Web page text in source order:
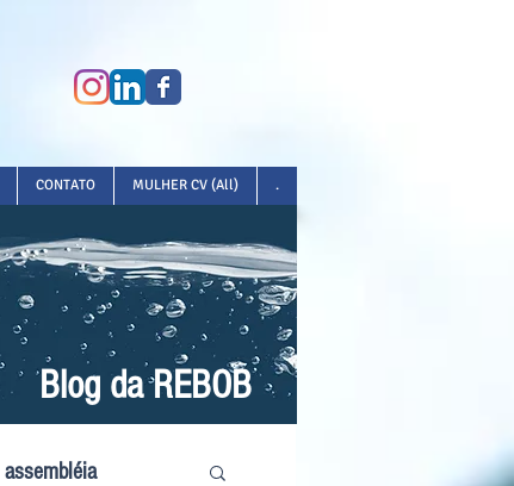
CONTATO MULHER CV (All) .
Blog da REBOB
assembléia